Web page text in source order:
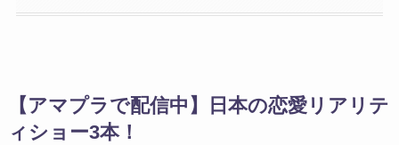
【アマプラで配信中】日本の恋愛リアリテ
ィショー3本！